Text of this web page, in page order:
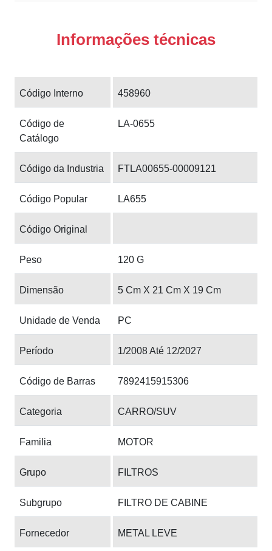
Informações técnicas
Código Interno 458960
Código de
Catálogo
LA-0655
Código da Industria FTLA00655-00009121
Código Popular LA655
Código Original
Peso 120 G
Dimensão 5 Cm X 21 Cm X 19 Cm
Unidade de Venda PC
Período 1/2008 Até 12/2027
Código de Barras 7892415915306
Categoria CARRO/SUV
Familia MOTOR
Grupo FILTROS
Subgrupo FILTRO DE CABINE
Fornecedor METAL LEVE